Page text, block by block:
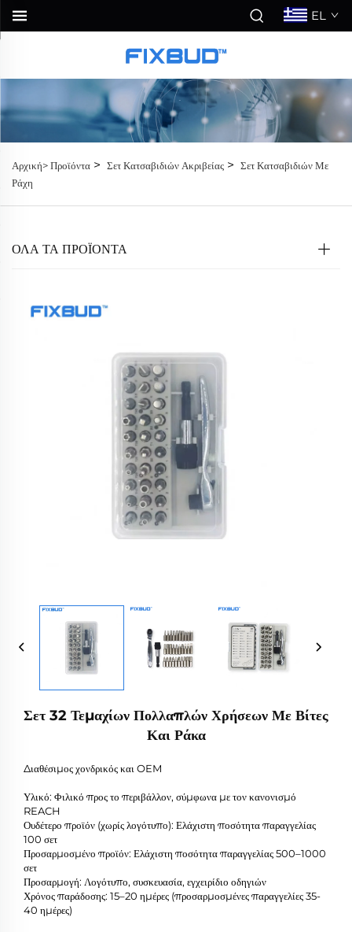
EL
Αρχική>Προϊόντα > Σετ Κατσαβιδιών Ακριβείας > Σετ Κατσαβιδιών Με
Ράχη
ΟΛΑ ΤΑ ΠΡΟΪΟΝΤΑ
Σετ 32 Τεμαχίων Πολλαπλών Χρήσεων Με Βίτες
Και Ράκα
Διαθέσιμος χονδρικός και OEM
Υλικό: Φιλικό προς το περιβάλλον, σύμφωνα με τον κανονισμό
REACH
Ουδέτερο προϊόν (χωρίς λογότυπο): Ελάχιστη ποσότητα παραγγελίας
100 σετ
Προσαρμοσμένο προϊόν: Ελάχιστη ποσότητα παραγγελίας 500–1000
σετ
Προσαρμογή: Λογότυπο, συσκευασία, εγχειρίδιο οδηγιών
Χρόνος παράδοσης: 15–20 ημέρες (προσαρμοσμένες παραγγελίες 35-
40 ημέρες)